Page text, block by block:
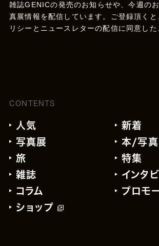
雑誌GENICの発売のお知らせや、今週の
真展情報を配信しています。ご登録頂くと
リシー とニュースレターの配信に同意した
CONTENTS
人気
新着
写真展
本/写真
旅
特集
雑誌
インタ
コラム
プロモ
ショップ